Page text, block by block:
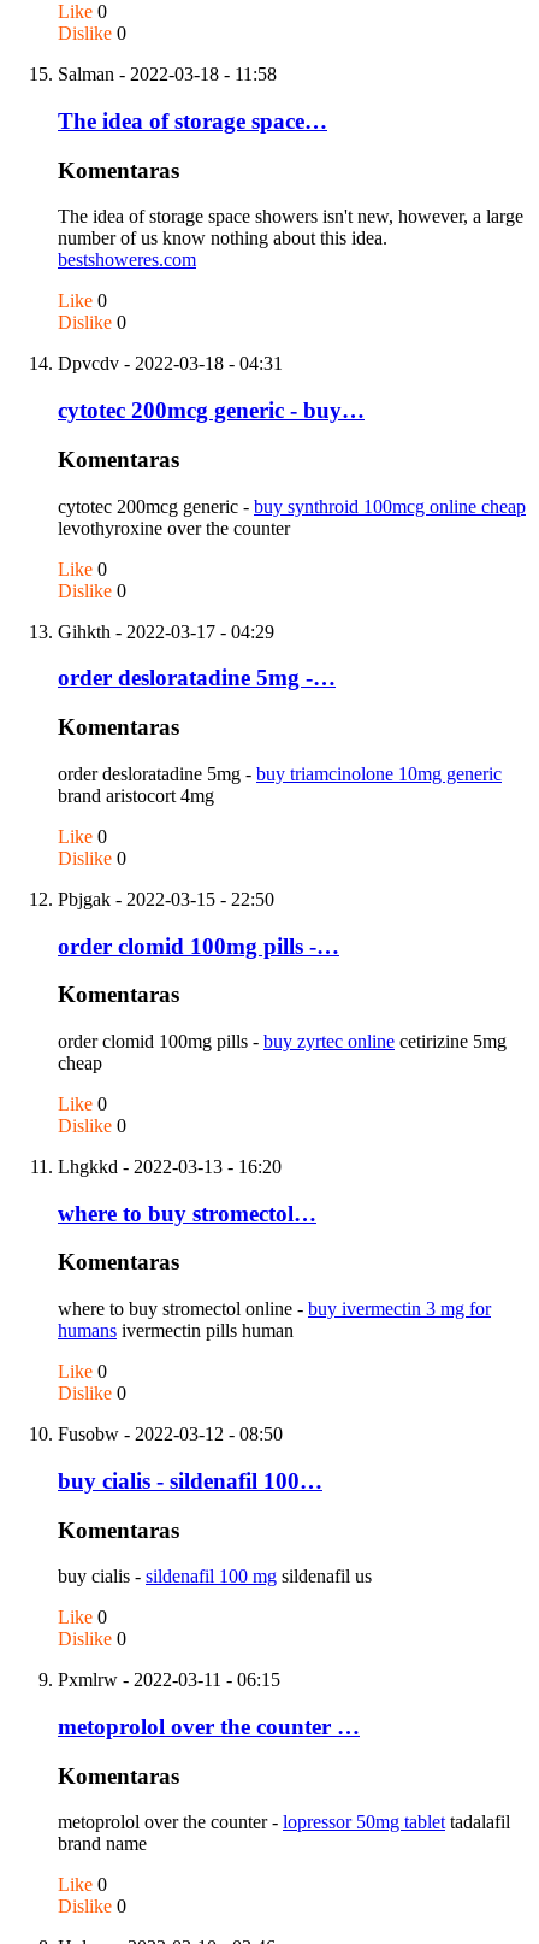
Like 0
Dislike 0
Salman - 2022-03-18 - 11:58
The idea of storage space…
Komentaras
The idea of storage space showers isn't new, however, a large
number of us know nothing about this idea.
bestshoweres.com
Like 0
Dislike 0
Dpvcdv - 2022-03-18 - 04:31
cytotec 200mcg generic - buy…
Komentaras
cytotec 200mcg generic - buy synthroid 100mcg online cheap
levothyroxine over the counter
Like 0
Dislike 0
Gihkth - 2022-03-17 - 04:29
order desloratadine 5mg -…
Komentaras
order desloratadine 5mg - buy triamcinolone 10mg generic
brand aristocort 4mg
Like 0
Dislike 0
Pbjgak - 2022-03-15 - 22:50
order clomid 100mg pills -…
Komentaras
order clomid 100mg pills - buy zyrtec online cetirizine 5mg
cheap
Like 0
Dislike 0
Lhgkkd - 2022-03-13 - 16:20
where to buy stromectol…
Komentaras
where to buy stromectol online - buy ivermectin 3 mg for
humans ivermectin pills human
Like 0
Dislike 0
Fusobw - 2022-03-12 - 08:50
buy cialis - sildenafil 100…
Komentaras
buy cialis - sildenafil 100 mg sildenafil us
Like 0
Dislike 0
Pxmlrw - 2022-03-11 - 06:15
metoprolol over the counter …
Komentaras
metoprolol over the counter - lopressor 50mg tablettadalafil
brand name
Like 0
Dislike 0